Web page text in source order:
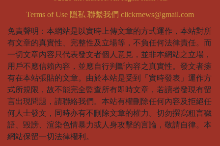
Terms of Use 隱私 聯繫我們 clickrnews@gmail.com
免責聲明：本網站是以實時上傳文章的方式運作，本站對所
有文章的真實性、完整性及立場等，不負任何法律責任。而
一切文章內容只代表發文者個人意見，並非本網站之立場，
用戶不應信賴內容，並應自行判斷內容之真實性。發文者擁
有在本站張貼的文章。由於本站是受到「實時發表」運作方
式所規限，故不能完全監查所有即時文章，若讀者發現有留
言出現問題，請聯絡我們。本站有權刪除任何內容及拒絕任
何人士發文，同時亦有不刪除文章的權力。切勿撰寫粗言穢
語、毀謗、渲染色情暴力或人身攻擊的言論，敬請自律。本
網站保留一切法律權利。